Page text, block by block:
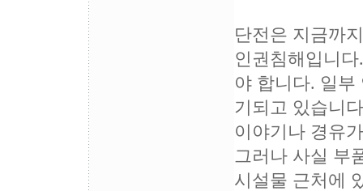
단전은 지금까
인권침해입니
야 합니다. 일
기되고 있습니
이야기나 경유
그러나 사실 부
시설물 근처에